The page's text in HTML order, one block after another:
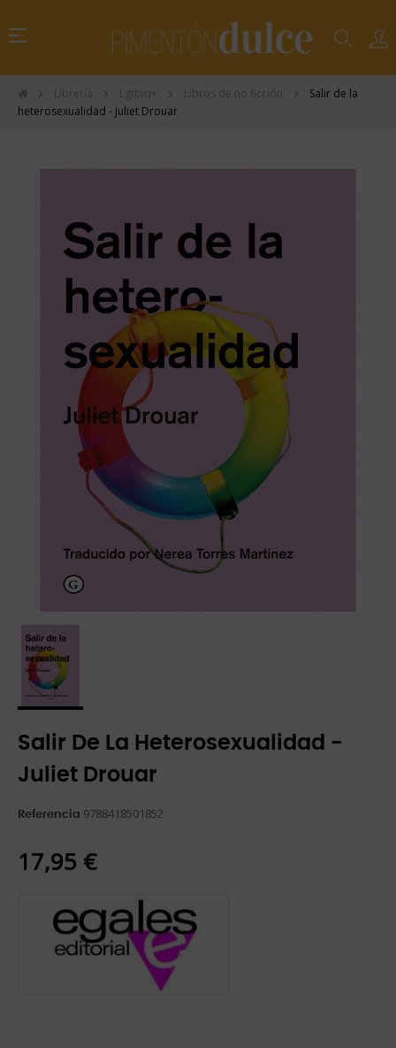
Navegación
palanca
☰
Librería Lgtbiq+ Libros de no ficción
Salir de la
heterosexualidad - Juliet Drouar
Salir De La Heterosexualidad -
Juliet Drouar
Referencia 9788418501852
17,95 €